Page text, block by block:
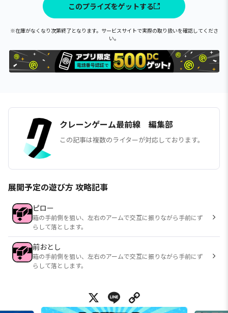
このプライズをゲットする
※在庫がなくなり次第終了となります。サービスサイトで実際の取り扱いを確認してくださ
い。
クレーンゲーム最前線 編集部
この記事は複数のライターが対応しております。
展開予定の遊び方 攻略記事
ピロー
箱の手前側を狙い、左右のアームで交互に振りながら手前にず
らして落とします。
前おとし
箱の手前側を狙い、左右のアームで交互に振りながら手前にず
らして落とします。
X Line